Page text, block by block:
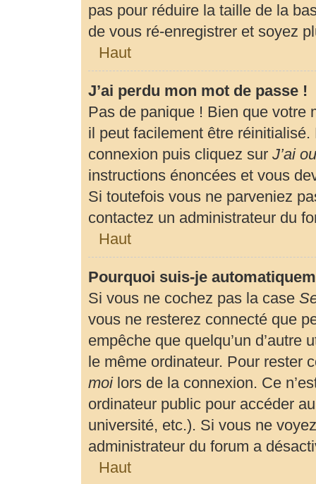
pas pour réduire la taille de la
de vous ré-enregistrer et soyez
Haut
J’ai perdu mon mot de passe !
Pas de panique ! Bien que votre
il peut facilement être
connexion puis cliquez sur J’ai
instructions énoncées et vous
Si toutefois vous ne parveniez
contactez un administrateur du
Haut
Pourquoi suis-je
Si vous ne cochez pas la case
vous ne resterez connecté que
empêche que quelqu’un
le même ordinateur. Pour rester
moilors de la connexion. Ce
ordinateur public pour accéder
université, etc.). Si vous ne
administrateur du forum a
Haut